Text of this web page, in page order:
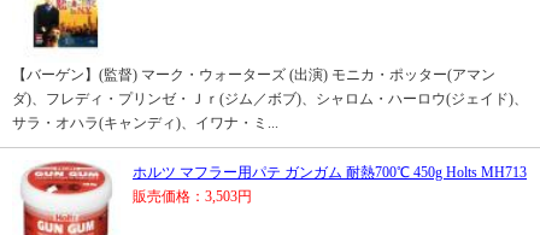
【バーゲン】(監督) マーク・ウォーターズ (出演) モニカ・ポッター(アマン
ダ)、フレディ・プリンゼ・Ｊｒ(ジム／ボブ)、シャロム・ハーロウ(ジェイド)、
サラ・オハラ(キャンディ)、イワナ・ミ...
ホルツ マフラー用パテ ガンガム 耐熱700℃ 450g Holts MH713
販売価格：3,503円